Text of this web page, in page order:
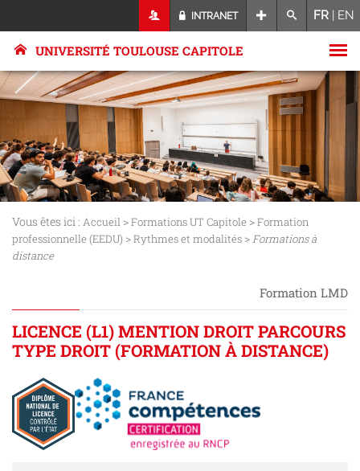
INTRANET FR | EN
UNIVERSITÉ TOULOUSE CAPITOLE
Vous êtes ici : Accueil >Formations UT Capitole >Formation
professionnelle (EEDU) >Rythmes et modalités >Formations à
distance
Formation LMD
LICENCE (L1) MENTION DROIT PARCOURS
TYPE DROIT (FORMATION À DISTANCE)